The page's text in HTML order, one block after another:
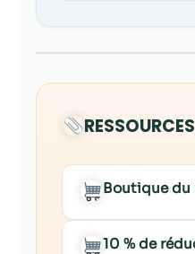
Boutique du
10 % de